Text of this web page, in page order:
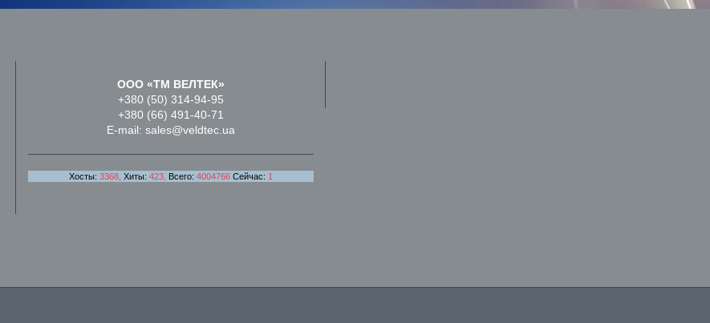
ООО «ТМ ВЕЛТЕК»
+380 (50) 314-94-95
+380 (66) 491-40-71
E-mail: sales@veldtec.ua
Хосты: 3368, Хиты: 423, Всего: 4004766 Сейчас: 1